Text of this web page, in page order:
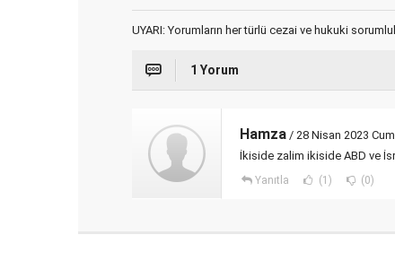
UYARI: Yorumların her türlü cezai ve hukuki
1 Yorum
Hamza / 28 Nisan 2023
İkiside zalim ikiside ABD ve
Yanıtla (1) (0)